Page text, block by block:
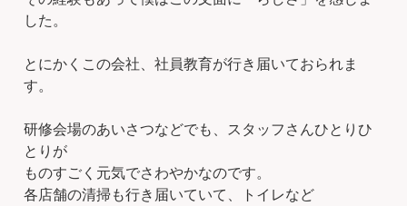
した。
とにかくこの会社、社員教育が行き届いておられま
す。
研修会場のあいさつなどでも、スタッフさんひとりひ
とりが
ものすごく元気でさわやかなのです。
各店舗の清掃も行き届いていて、トイレなど